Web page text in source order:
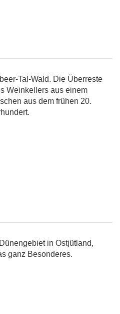
Tal-Wald. Die Überreste
Weinkellers aus einem
aus dem frühen 20.
in Ostjütland,
ganz Besonderes.